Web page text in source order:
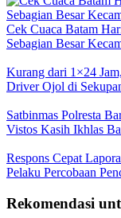
Cek Cuaca Batam
Sebagian Besar
Kurang dari 1×24
Driver Ojol di
Satbinmas Polresta
Vistos Kasih Ikhlas
Respons Cepat
Pelaku Percobaan
Rekomendasi